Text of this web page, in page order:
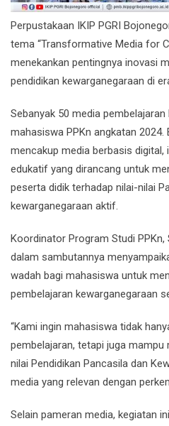
Perpustakaan IKIP PGRI
tema “Transformative Media for
menekankan pentingnya inovasi
pendidikan kewarganegaraan di
Sebanyak 50 media
mahasiswa PPKn angkatan
mencakup media berbasis digital,
edukatif yang dirancang untuk
peserta didik terhadap nilai-nilai
kewarganegaraan aktif.
Koordinator Program Studi PPKn,
dalam sambutannya
wadah bagi mahasiswa untuk
pembelajaran kewarganegaraan
“Kami ingin mahasiswa tidak
pembelajaran, tetapi juga
nilai Pendidikan Pancasila dan
media yang relevan dengan
Selain pameran media, kegiatan